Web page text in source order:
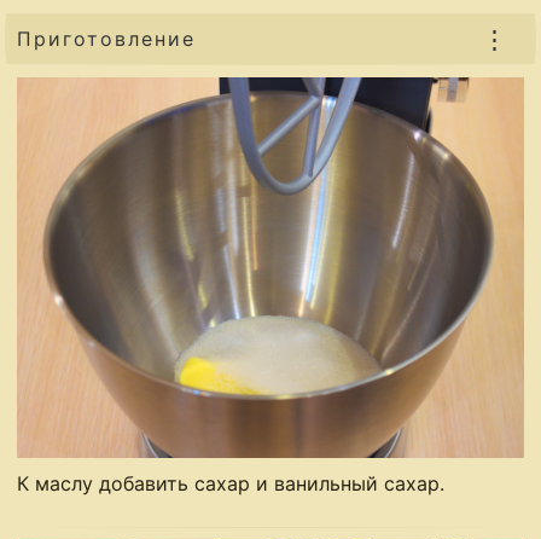
Приготовление ⋮
К маслу добавить сахар и ванильный сахар.